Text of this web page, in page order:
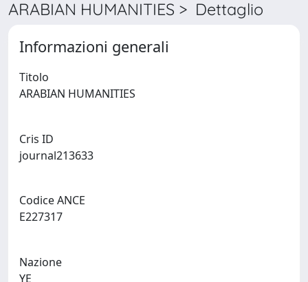
ARABIAN HUMANITIES > Dettaglio
Informazioni generali
Titolo
Cris ID
Codice ANCE
Nazione